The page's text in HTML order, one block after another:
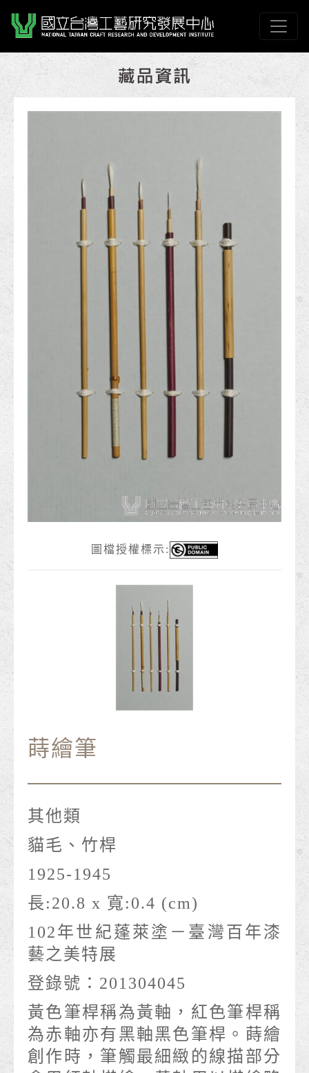
國立臺灣工藝研究發
網頁導覽
圖檔授權標示:
蒔繪筆
其他類
貓毛、竹桿
1925-1945
長:20.8 x 寬:0.4 (cm)
102年世紀蓬萊塗－臺灣百年漆
藝之美特展
登錄號：201304045
黃色筆桿稱為黃軸，紅色筆桿稱
為赤軸亦有黑軸黑色筆桿。蒔繪
創作時，筆觸最細緻的線描部分